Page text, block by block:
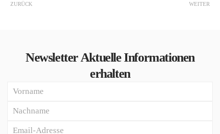
ZURÜCK WEITER
NewsletterAktuelle Informationen
erhalten